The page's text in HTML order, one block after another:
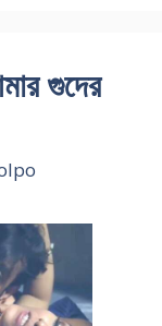
গুদের